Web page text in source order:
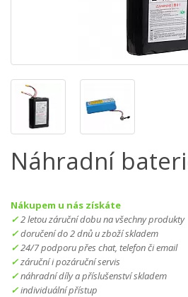
Náhradní
Nákupem u nás získáte
2 letou záruční dobu na všechny produkty
doručení do 2 dnů u zboží skladem
24/7 podporu přes chat, telefon či email
záruční i pozáruční servis
náhradní díly a příslušenství skladem
individuální přístup